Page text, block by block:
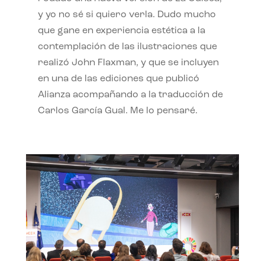
y yo no sé si quiero verla. Dudo mucho
que gane en experiencia estética a la
contemplación de las ilustraciones que
realizó John Flaxman, y que se incluyen
en una de las ediciones que publicó
Alianza acompañando a la traducción de
Carlos García Gual. Me lo pensaré.